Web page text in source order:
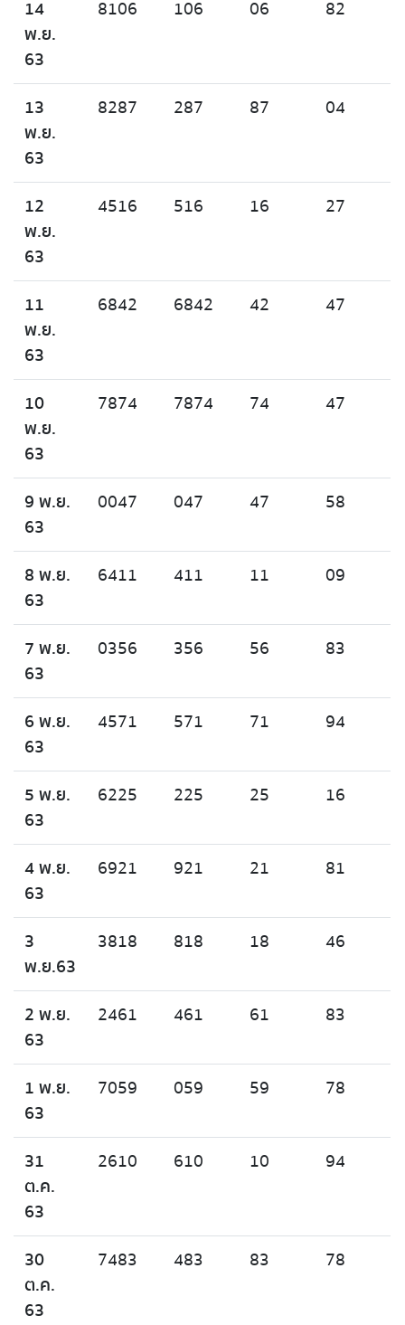
14
พ.ย.
63
8106 106 06 82
13
พ.ย.
63
8287 287 87 04
12
พ.ย.
63
4516 516 16 27
11
พ.ย.
63
6842 6842 42 47
10
พ.ย.
63
7874 7874 74 47
9 พ.ย.
63
0047 047 47 58
8 พ.ย.
63
6411 411 11 09
7 พ.ย.
63
0356 356 56 83
6 พ.ย.
63
4571 571 71 94
5 พ.ย.
63
6225 225 25 16
4 พ.ย.
63
6921 921 21 81
3
พ.ย.63
3818 818 18 46
2 พ.ย.
63
2461 461 61 83
1 พ.ย.
63
7059 059 59 78
31
ต.ค.
63
2610 610 10 94
30
ต.ค.
63
7483 483 83 78